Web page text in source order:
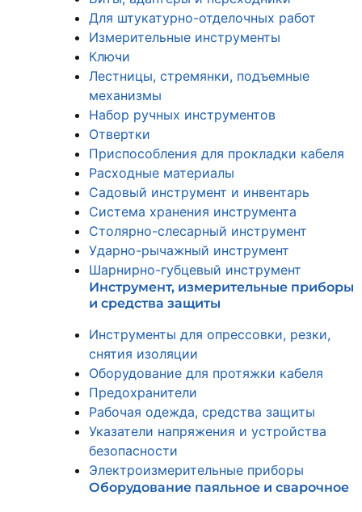
Для штукатурно-отделочных работ
Измерительные инструменты
Ключи
Лестницы, стремянки, подъемные
механизмы
Набор ручных инструментов
Отвертки
Приспособления для прокладки кабеля
Расходные материалы
Садовый инструмент и инвентарь
Система хранения инструмента
Столярно-слесарный инструмент
Ударно-рычажный инструмент
Шарнирно-губцевый инструмент
Инструмент, измерительные приборы
и средства защиты
Инструменты для опрессовки, резки,
снятия изоляции
Оборудование для протяжки кабеля
Предохранители
Рабочая одежда, средства защиты
Указатели напряжения и устройства
безопасности
Электроизмерительные приборы
Оборудование паяльное и сварочное